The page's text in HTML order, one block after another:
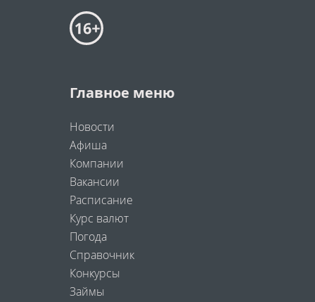
Главное меню
Новости
Афиша
Компании
Вакансии
Расписание
Курс валют
Погода
Справочник
Конкурсы
Займы